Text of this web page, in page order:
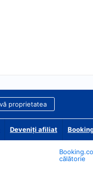
proprietatea
Deveniţi afiliat
călătorie